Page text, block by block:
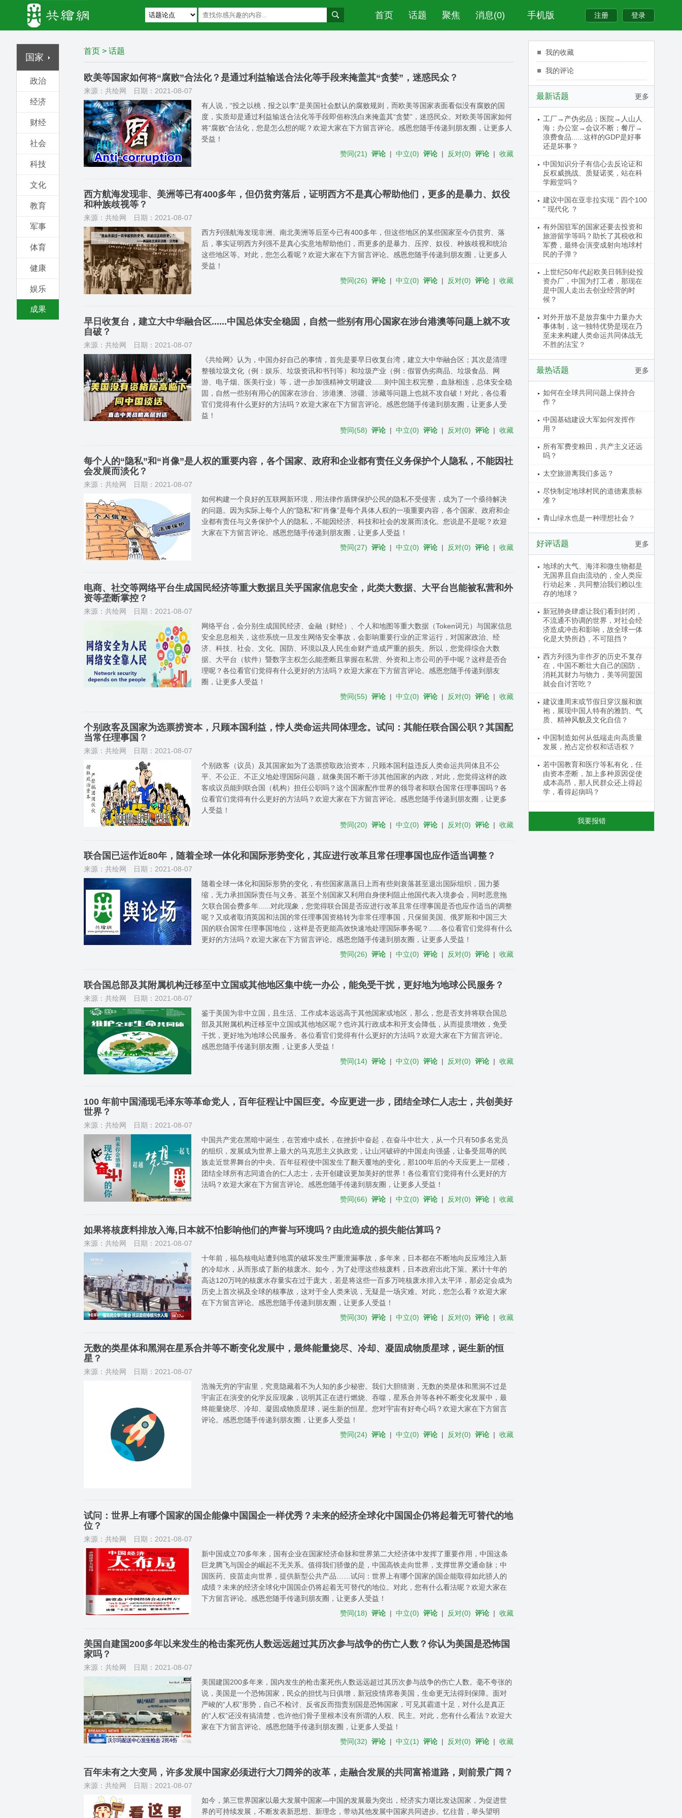
首页 话题 聚焦 消息(0) 手机版
国家
政治
经济
财经
社会
科技
文化
教育
军事
体育
健康
娱乐
成果
首页 >话题
欧美等国家如何将“腐败”合法化？是通过利益输送合法化等手段来掩盖其“贪婪”，迷惑民众？
来源：共绘网
日期：2021-08-07
有人说，“投之以桃，报之以李”是美国社会默认的腐败规则，而欧美等国家表面看似没有腐败的国
度，实质却是通过利益输送合法化等手段即俗称洗白来掩盖其“贪婪”，迷惑民众。对欧美等国家如何
将“腐败”合法化，您是怎么想的呢？欢迎大家在下方留言评论。感恩您随手传递到朋友圈，让更多人
受益！
赞同(21) 评论 |中立(0) 评论 | 反对(0) 评论 |收藏
西方航海发现非、美洲等已有400多年，但仍贫穷落后，证明西方不是真心帮助他们，更多的是暴力、奴役
和种族歧视等？
来源：共绘网
日期：2021-08-07
西方列强航海发现非洲、南北美洲等后至今已有400多年，但这些地区的某些国家至今仍贫穷、落
后，事实证明西方列强不是真心实意地帮助他们，而更多的是暴力、压搾、奴役、种族歧视和统治
这些地区等。对此，您怎么看呢？欢迎大家在下方留言评论。感恩您随手传递到朋友圈，让更多人
受益！
赞同(26) 评论 |中立(0) 评论 | 反对(0) 评论 |收藏
早日收复台，建立大中华融合区......中国总体安全稳固，自然一些别有用心国家在涉台港澳等问题上就不攻
自破？
来源：共绘网
日期：2021-08-07
《共绘网》认为，中国办好自己的事情，首先是要早日收复台湾，建立大中华融合区；其次是清理
整顿垃圾文化（例：娱乐、垃圾资讯和书刊等）和垃圾产业（例：假冒伪劣商品、垃圾食品、网
游、电子烟、医美行业）等，进一步加强精神文明建设......则中国主权完整，血脉相连，总体安全稳
固，自然一些别有用心的国家在涉台、涉港澳、涉疆、涉藏等问题上也就不攻自破！对此，各位看
官们觉得有什么更好的方法吗？欢迎大家在下方留言评论。感恩您随手传递到朋友圈，让更多人受
益！
赞同(58) 评论 |中立(0) 评论 | 反对(0) 评论 |收藏
每个人的“隐私”和“肖像”是人权的重要内容，各个国家、政府和企业都有责任义务保护个人隐私，不能因社
会发展而淡化？
来源：共绘网
日期：2021-08-07
如何构建一个良好的互联网新环境，用法律作盾牌保护公民的隐私不受侵害，成为了一个亟待解决
的问题。因为实际上每个人的“隐私”和“肖像”是每个具体人权的一项重要内容，各个国家、政府和企
业都有责任与义务保护个人的隐私，不能因经济、科技和社会的发展而淡化。您说是不是呢？欢迎
大家在下方留言评论。感恩您随手传递到朋友圈，让更多人受益！
赞同(27) 评论 |中立(0) 评论 | 反对(0) 评论 |收藏
电商、社交等网络平台生成国民经济等重大数据且关乎国家信息安全，此类大数据、大平台岂能被私营和外
资等垄断掌控？
来源：共绘网
日期：2021-08-07
网络平台，会分别生成国民经济、金融（财经）、个人和地图等重大数据（Token词元）与国家信息
安全息息相关，这些系统一旦发生网络安全事故，会影响重要行业的正常运行，对国家政治、经
济、科技、社会、文化、国防、环境以及人民生命财产造成严重的损失。所以，您觉得综合大数
据、大平台（软件）暨数字主权怎么能垄断且掌握在私营、外资和上市公司的手中呢？这样是否合
理呢？各位看官们觉得有什么更好的方法吗？欢迎大家在下方留言评论。感恩您随手传递到朋友
圈，让更多人受益！
赞同(55) 评论 |中立(0) 评论 | 反对(0) 评论 |收藏
个别政客及国家为选票捞资本，只顾本国利益，悖人类命运共同体理念。试问：其能任联合国公职？其国配
当常任理事国？
来源：共绘网
日期：2021-08-07
个别政客（议员）及其国家如为了选票捞取政治资本，只顾本国利益违反人类命运共同体且不公
平、不公正、不正义地处理国际问题，就像美国不断干涉其他国家的内政，对此，您觉得这样的政
客或议员能到联合国（机构）担任公职吗？这个国家配作世界的领导者和联合国常任理事国吗？各
位看官们觉得有什么更好的方法吗？欢迎大家在下方留言评论。感恩您随手传递到朋友圈，让更多
人受益！
赞同(20) 评论 |中立(0) 评论 | 反对(0) 评论 |收藏
联合国已运作近80年，随着全球一体化和国际形势变化，其应进行改革且常任理事国也应作适当调整？
来源：共绘网
日期：2021-08-07
随着全球一体化和国际形势的变化，有些国家蒸蒸日上而有些则衰落甚至退出国际组织，国力萎
缩，无力承担国际责任与义务。甚至个别国家又利用自身便利阻止他国代表入境参会，同时恶意拖
欠联合国会费多年......对此现象，您觉得联合国是否应进行改革且常任理事国是否也应作适当的调整
呢？又或者取消英国和法国的常任理事国资格转为非常任理事国，只保留美国、俄罗斯和中国三大
国的联合国常任理事国地位，这样是否更能高效快速地处理国际事务呢？......各位看官们觉得有什么
更好的方法吗？欢迎大家在下方留言评论。感恩您随手传递到朋友圈，让更多人受益！
赞同(26) 评论 |中立(0) 评论 | 反对(0) 评论 |收藏
联合国总部及其附属机构迁移至中立国或其他地区集中统一办公，能免受干扰，更好地为地球公民服务？
来源：共绘网
日期：2021-08-07
鉴于美国为非中立国，且生活、工作成本远远高于其他国家或地区，那么，您是否支持将联合国总
部及其附属机构迁移至中立国或其他地区呢？也许其行政成本和开支会降低，从而提质增效，免受
干扰，更好地为地球公民服务。各位看官们觉得有什么更好的方法吗？欢迎大家在下方留言评论。
感恩您随手传递到朋友圈，让更多人受益！
赞同(14) 评论 |中立(0) 评论 | 反对(0) 评论 |收藏
100 年前中国涌现毛泽东等革命党人，百年征程让中国巨变。今应更进一步，团结全球仁人志士，共创美好
世界？
来源：共绘网
日期：2021-08-07
中国共产党在黑暗中诞生，在苦难中成长，在挫折中奋起，在奋斗中壮大，从一个只有50多名党员
的组织，发展成为世界上最大的马克思主义执政党，让山河破碎的中国走向强盛，让备受屈辱的民
族走近世界舞台的中央。百年征程使中国发生了翻天覆地的变化，那100年后的今天应更上一层楼，
团结全球所有志同道合的仁人志士，去开创建设更加美好的世界！各位看官们觉得有什么更好的方
法吗？欢迎大家在下方留言评论。感恩您随手传递到朋友圈，让更多人受益！
赞同(66) 评论 |中立(0) 评论 | 反对(0) 评论 |收藏
如果将核废料排放入海,日本就不怕影响他们的声誉与环境吗？由此造成的损失能估算吗？
来源：共绘网
日期：2021-08-07
十年前，福岛核电站遭到地震的破坏发生严重泄漏事故，多年来，日本都在不断地向反应堆注入新
的冷却水，从而形成了新的核废水。如今，为了处理这些核废料，日本政府出此下策。累计十年的
高达120万吨的核废水存量实在过于庞大，若是将这些一百多万吨核废水排入太平洋，那必定会成为
历史上首次祸及全球的核事故，这对于全人类来说，无疑是一场灾难。对此，您怎么看？欢迎大家
在下方留言评论。感恩您随手传递到朋友圈，让更多人受益！
赞同(30) 评论 |中立(0) 评论 | 反对(0) 评论 |收藏
无数的类星体和黑洞在星系合并等不断变化发展中，最终能量烧尽、冷却、凝固成物质星球，诞生新的恒
星？
来源：共绘网
日期：2021-08-07
浩瀚无穷的宇宙里，究竟隐藏着不为人知的多少秘密。我们大胆猜测，无数的类星体和黑洞不过是
宇宙正在演变的化学反应现象，说明其正在进行燃烧、吞噬，星系合并等各种不断变化发展中，最
终能量烧尽、冷却、凝固成物质星球，诞生新的恒星。您对宇宙有好奇心吗？欢迎大家在下方留言
评论。感恩您随手传递到朋友圈，让更多人受益！
赞同(24) 评论 |中立(0) 评论 | 反对(0) 评论 |收藏
试问：世界上有哪个国家的国企能像中国国企一样优秀？未来的经济全球化中国国企仍将起着无可替代的地
位？
来源：共绘网
日期：2021-08-07
新中国成立70多年来，国有企业在国家经济命脉和世界第二大经济体中发挥了重要作用，中国这条
巨龙腾飞与国企的崛起不无关系。值得我们骄傲的是，中国高铁走向世界，支撑世界交通命脉；中
国医药、疫苗走向世界，提供新型公共产品……试问：世界上有哪个国家的国企能取得如此骄人的
成绩？未来的经济全球化中国国企仍将起着无可替代的地位。对此，您有什么看法呢？欢迎大家在
下方留言评论。感恩您随手传递到朋友圈，让更多人受益！
赞同(18) 评论 |中立(0) 评论 | 反对(0) 评论 |收藏
美国自建国200多年以来发生的枪击案死伤人数远远超过其历次参与战争的伤亡人数？你认为美国是恐怖国
家吗？
来源：共绘网
日期：2021-08-07
美国建国200多年来，国内发生的枪击案死伤人数远远超过其历次参与战争的伤亡人数。毫不夸张的
说，美国是一个恐怖国家，民众的担忧与日俱增，新冠疫情席卷美国，生命更无法得到保障。面对
严峻的“人权”形势，自己不检讨、反省反而指责别国是恐怖国家，可见其霸道十足，对什么是真正
的“人权”还没有搞清楚，也许他们骨子里根本没有所谓的人权、民主。对此，您有什么看法？欢迎大
家在下方留言评论。感恩您随手传递到朋友圈，让更多人受益！
赞同(32) 评论 |中立(1) 评论 | 反对(0) 评论 |收藏
百年未有之大变局，许多发展中国家必须进行大刀阔斧的改革，走融合发展的共同富裕道路，则前景广阔？
来源：共绘网
日期：2021-08-07
如今，第三世界国家以最大发展中国家—中国的发展最为突出，经济实力堪比发达国家，为促进世
界的可持续发展，不断发表新思想、新理念，带动其他发展中国家共同进步。忆往昔，举头望明
我的收藏
我的评论
更多
最新话题
工厂→产伪劣品；医院→人山人
海；办公室→会议不断；餐厅→
浪费食品......这样的GDP是好事
还是坏事？
中国知识分子有信心去反论证和
反权威挑战、质疑诺奖，站在科
学殿堂吗？
建议中国在亚非拉实现 " 四个100
" 现代化 ？
有外国驻军的国家还要去投资和
旅游留学等吗？助长了其税收和
军费，最终会演变成射向地球村
民的子弹？
上世纪50年代起欧美日韩到处投
资办厂，中国为打工者，那现在
是中国人走出去创业经营的时
候？
对外开放不是放弃集中力量办大
事体制，这一独特优势是现在乃
至未来构建人类命运共同体战无
不胜的法宝？
更多
最热话题
如何在全球共同问题上保持合
作？
中国基础建设大军如何发挥作
用？
所有军费变粮田，共产主义还远
吗？
太空旅游离我们多远？
尽快制定地球村民的道德素质标
准？
青山绿水也是一种理想社会？
更多
好评话题
地球的大气、海洋和微生物都是
无国界且自由流动的，全人类应
行动起来，共同整治我们赖以生
存的地球？
新冠肺炎肆虐让我们看到封闭，
不流通不协调的世界，对社会经
济造成冲击和影响，故全球一体
化是大势所趋，不可阻挡？
西方列强为非作歹的历史不复存
在，中国不断壮大自己的国防，
消耗其财力与物力，美等同盟国
就会自讨苦吃？
建议逢周末或节假日穿汉服和旗
袍，展现中国人特有的雅韵、气
质、精神风貌及文化自信？
中国制造如何从低端走向高质量
发展，抢占定价权和话语权？
若中国教育和医疗等私有化，任
由资本垄断，加上多种原因促使
成本高昂，那人民群众还上得起
学，看得起病吗？
我要报错